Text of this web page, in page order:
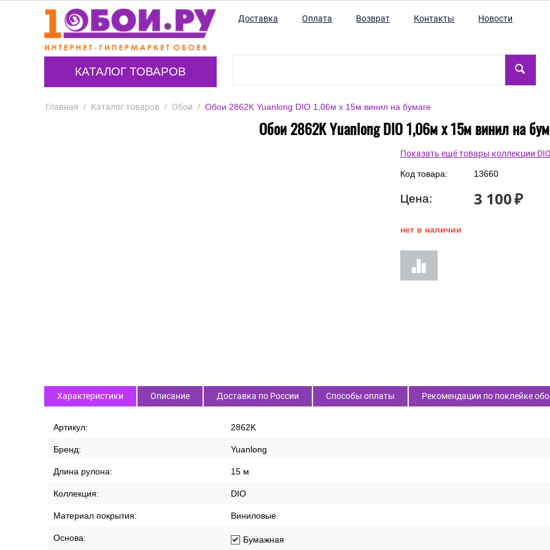
КАТАЛОГ ТОВАРОВ
Доставка Оплата Возврат Контакты Новости
Главная / Каталог товаров / Обои / Обои 2862K Yuanlong DIO 1,06м x 15м винил на бумаге
Обои 2862K Yuanlong DIO 1,06м x 15м винил на
Показать ещё товары коллекции
Код товара: 13660
Цена: 3 100₽
нет в наличии
Характеристики Описание Доставка по России Способы оплаты Рекомендации по поклейке
Артикул: 2862K
Бренд: Yuanlong
Длина рулона: 15 м
Коллекция: DIO
Материал покрытия: Виниловые
Основа: Бумажная